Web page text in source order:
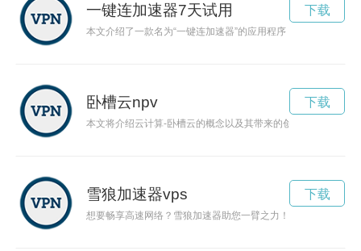
一键连加速器7天试用
本文介绍了一款名为“一键连加速器”的应用程序，该应用程序
下载
卧槽云npv
本文将介绍云计算-卧槽云的概念以及其带来的创新和便利，展
下载
雪狼加速器vps
想要畅享高速网络？雪狼加速器助您一臂之力！通过网络优化
下载